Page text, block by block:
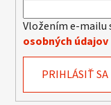
Vložením e-mailu
osobných údajov
PRIHLÁSIŤ SA